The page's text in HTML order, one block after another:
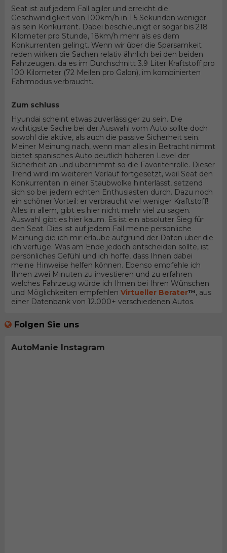
Seat ist auf jedem Fall agiler und erreicht die
Geschwindigkeit von 100km/h in 1.5 Sekunden weniger
als sein Konkurrent. Dabei beschleunigt er sogar bis 218
Kilometer pro Stunde, 18km/h mehr als es dem
Konkurrenten gelingt. Wenn wir über die Sparsamkeit
reden wirken die Sachen relativ ähnlich bei den beiden
Fahrzeugen, da es im Durchschnitt 3.9 Liter Kraftstoff pro
100 Kilometer (72 Meilen pro Galon), im kombinierten
Fahrmodus verbraucht.
Zum schluss
Hyundai scheint etwas zuverlässiger zu sein. Die
wichtigste Sache bei der Auswahl vom Auto sollte doch
sowohl die aktive, als auch die passive Sicherheit sein.
Meiner Meinung nach, wenn man alles in Betracht nimmt
bietet spanisches Auto deutlich höheren Level der
Sicherheit an und übernimmt so die Favoritenrolle. Dieser
Trend wird im weiteren Verlauf fortgesetzt, weil Seat den
Konkurrenten in einer Staubwolke hinterlässt, setzend
sich so bei jedem echten Enthusiasten durch. Dazu noch
ein schöner Vorteil: er verbraucht viel weniger Kraftstoff!
Alles in allem, gibt es hier nicht mehr viel zu sagen.
Auswahl gibt es hier kaum. Es ist ein absoluter Sieg für
den Seat. Dies ist auf jedem Fall meine persönliche
Meinung die ich mir erlaube aufgrund der Daten über die
ich verfüge. Was am Ende jedoch entscheiden sollte, ist
persönliches Gefühl und ich hoffe, dass Ihnen dabei
meine Hinweise helfen können. Ebenso empfehle ich
Ihnen zwei Minuten zu investieren und zu erfahren
welches Fahrzeug würde ich Ihnen bei Ihren Wünschen
und Möglichkeiten empfehlen Virtueller Berater™, aus
einer Datenbank von 12.000+ verschiedenen Autos.
Folgen Sie uns
AutoManie Instagram